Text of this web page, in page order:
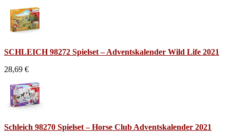
SCHLEICH 98272 Spielset – Adventskalender Wild Life 2021
28,69 €
Schleich 98270 Spielset – Horse Club Adventskalender 2021